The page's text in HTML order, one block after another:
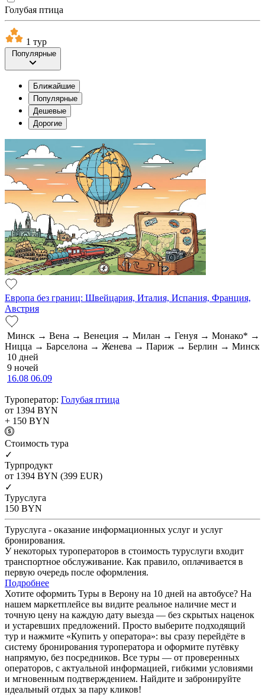
Голубая птица
1 тур
Популярные
Ближайшие
Популярные
Дешевые
Дорогие
Европа без границ: Швейцария, Италия, Испания, Франция,
Австрия
Минск → Вена → Венеция → Милан → Генуя → Монако* →
Ницца → Барселона → Женева → Париж → Берлин → Минск
10 дней
9 ночей
16.08 06.09
Туроператор: Голубая птица
от 1394 BYN
+ 150 BYN
Cтоимость тура
✓
Турпродукт
от 1394 BYN (399 EUR)
✓
Туруслуга
150 BYN
Туруслуга - оказание информационных услуг и услуг
бронирования.
У некоторых туроператоров в стоимость туруслуги входит
транспортное обслуживание. Как правило, оплачивается в
первую очередь после оформления.
Подробнее
Хотите оформить Туры в Верону на 10 дней на автобусе? На
нашем маркетплейсе вы видите реальное наличие мест и
точную цену на каждую дату выезда — без скрытых наценок
и устаревших предложений. Просто выберите подходящий
тур и нажмите «Купить у оператора»: вы сразу перейдёте в
систему бронирования туроператора и оформите путёвку
напрямую, без посредников. Все туры — от проверенных
операторов, с актуальной информацией, гибкими условиями
и мгновенным подтверждением. Найдите и забронируйте
идеальный отдых за пару кликов!